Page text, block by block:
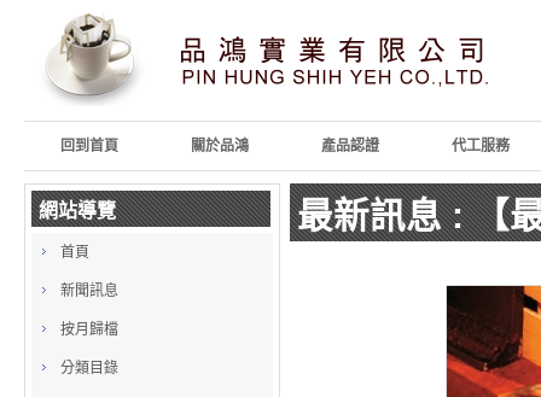
回到首頁 關於品鴻 產品認證 代工服務
網站導覽
首頁
新聞訊息
按月歸檔
分類目錄
最新訊息: 【